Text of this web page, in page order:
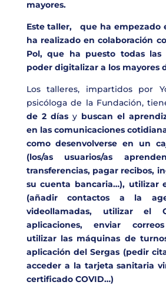
mayores.
Este taller, que ha empezado
ha realizado encolaboración
Pol, que ha puesto todas las
poder digitalizar a los mayores
Los talleres, impartidos por
psicóloga de la Fundación,
de 2 díasy buscan el
en las comunicaciones
como desenvolverse en un
(los/as usuarios/as
transferencias, pagar recibos,
su cuenta bancaria…), utilizar
(añadir contactos a la
videollamadas, utilizar el
aplicaciones, enviar
utilizar las máquinas de
aplicación del Sergas (pedir
acceder a la tarjeta sanitaria
certificado COVID…)